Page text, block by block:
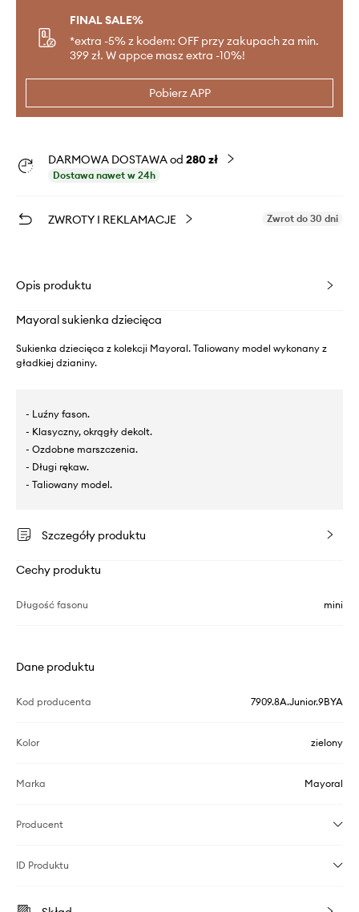
FINAL SALE%
*extra -5% z kodem: OFF przy zakupach za min.
399 zł. W appce masz extra -10%!
Pobierz APP
DARMOWA DOSTAWA od 280 zł
Dostawa nawet w 24h
ZWROTY I REKLAMACJE Zwrot do 30 dni
Opis produktu
Mayoral sukienka dziecięca
Sukienka dziecięca z kolekcji Mayoral. Taliowany model wykonany z
gładkiej dzianiny.
- Luźny fason.
- Klasyczny, okrągły dekolt.
- Ozdobne marszczenia.
- Długi rękaw.
- Taliowany model.
Szczegóły produktu
Cechy produktu
Długość fasonu mini
Dane produktu
Kod producenta 7909.8A.Junior.9BYA
Kolor zielony
Marka Mayoral
Producent
ID Produktu